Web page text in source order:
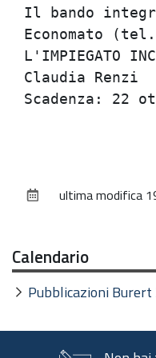
Il bando
documentoultima modifica
Calendario
Pubblicazioni